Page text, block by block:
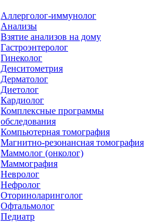
Аллерголог-иммунолог
Анализы
Взятие анализов на дому
Гастроэнтеролог
Гинеколог
Денситометрия
Дерматолог
Диетолог
Кардиолог
Комплексные программы
обследования
Компьютерная томография
Магнитно-резонансная томография
Маммолог (онколог)
Маммография
Невролог
Нефролог
Оториноларинголог
Офтальмолог
Педиатр